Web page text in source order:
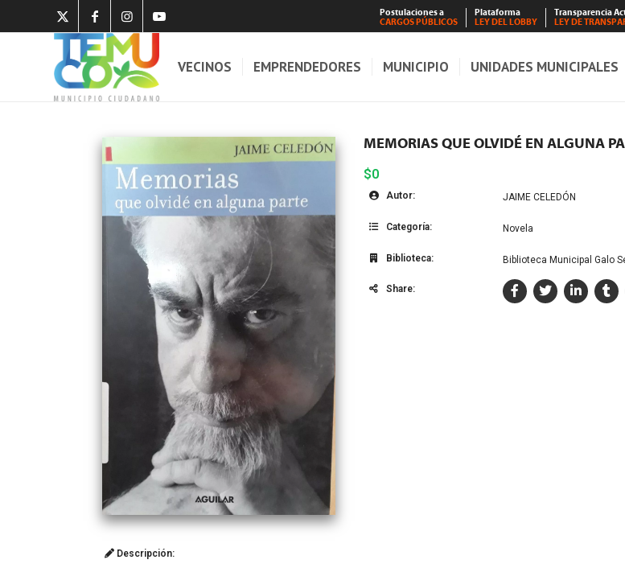
Postulaciones a
CARGOS PÚBLICOS
Plataforma
LEY DEL LOBBY
Transparencia
LEY DE
VECINOS EMPRENDEDORES MUNICIPIO UNIDADES MUNICIPALES
MEMORIAS QUE OLVIDÉ EN ALGUNA
$0
Autor: JAIME CELEDÓN
Categoría: Novela
Biblioteca: Biblioteca Municipal Galo
Share:
Descripción: